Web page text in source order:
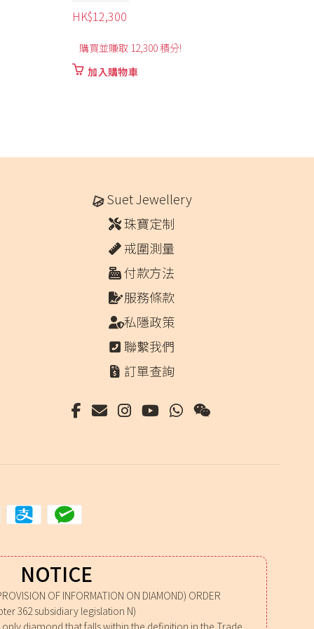
HK$2,260
可賺取最高 2,260 積分
選擇規格此
可
產
品
頁
面
擇
選
Suet Jewellery
珠寶定制
戒圍測量
付款方法
服務條款
私隱政策
聯繫我們
訂單查詢
NOTICE
OF INFORMATION ON DIAMOND) ORDER
362 subsidiary legislation N)
diamond that falls within the definition in the Trade